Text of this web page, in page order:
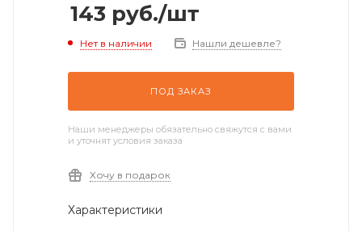
143 руб./шт
Нет в наличии Нашли дешевле?
ПОД ЗАКАЗ
Наши менеджеры обязательно свяжутся с вами
и уточнят условия заказа
Хочу в подарок
Характеристики